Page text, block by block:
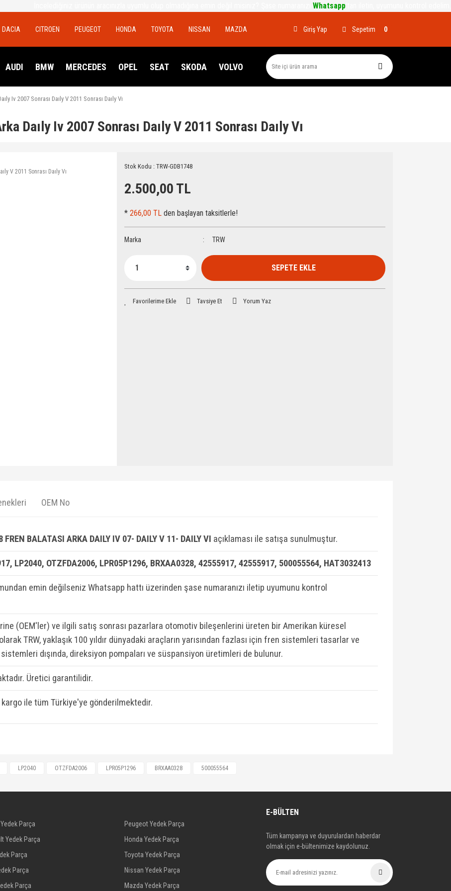
Whatsapp
DACIA CITROEN PEUGEOT HONDA TOYOTA NISSAN MAZDA Giriş Yap Sepetim 0
AUDI BMW MERCEDES OPEL SEAT SKODA VOLVO
Iv 2007 Sonrası Daıly V 2011 Sonrası Daıly Vı
Daıly Iv 2007 Sonrası Daıly V 2011 Sonrası Daıly Vı
Stok Kodu : TRW-GDB1748
2.500,00 TL
* 266,00 TL den başlayan taksitlerle!
Marka TRW
SEPETE EKLE
Tavsiye Et Yorum Yaz
OEM No
FREN BALATASI ARKA DAILY IV 07- DAILY V 11- DAILY VI açıklaması ile satışa sunulmuştur.
LP2040, OTZFDA2006, LPR05P1296, BRXAA0328, 42555917, 42555917, 500055564, HAT3032413
emin değilseniz Whatsapp hattı üzerinden şase numaranızı iletip uyumunu kontrol
(OEM'ler) ve ilgili satış sonrası pazarlara otomotiv bileşenlerini üreten bir Amerikan küresel
TRW, yaklaşık 100 yıldır dünyadaki araçların yarısından fazlası için fren sistemleri tasarlar ve
dışında, direksiyon pompaları ve süspansiyon üretimleri de bulunur.
Üretici garantilidir.
ile tüm Türkiye'ye gönderilmektedir.
LP2040 OTZFDA2006 LPR05P1296 BRXAA0328 500055564
Parça
Yedek Parça
Parça
Parça
Parça
Peugeot Yedek Parça
Honda Yedek Parça
Toyota Yedek Parça
Nissan Yedek Parça
Mazda Yedek Parça
E-BÜLTEN
Tüm kampanya ve duyurulardan haberdar
olmak için e-bültenimize kaydolunuz.